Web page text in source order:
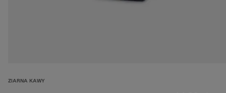
ZIARNA KAWY